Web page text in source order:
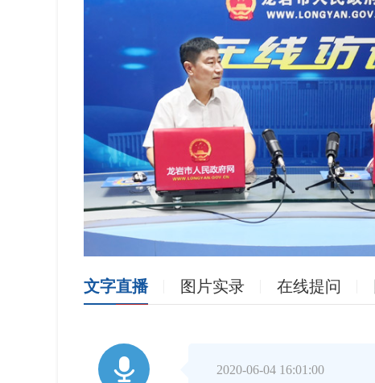
文字直播 图片实录 在线提问

2020-06-04 16:01:00